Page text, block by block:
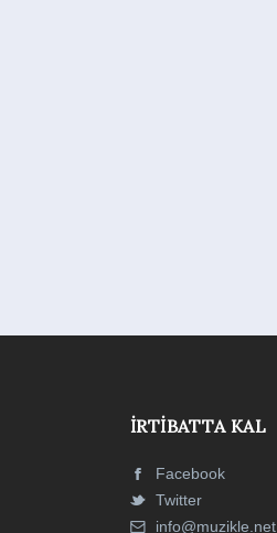
İRTIBATTA KAL
Facebook
Twitter
info@muzikle.net